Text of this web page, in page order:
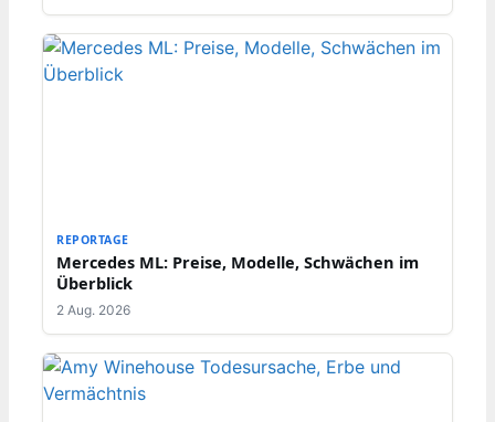
REPORTAGE
Mercedes ML: Preise, Modelle, Schwächen im
Überblick
2 Aug. 2026